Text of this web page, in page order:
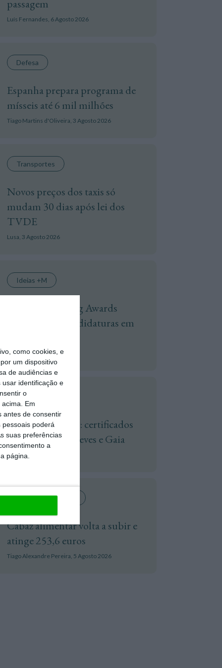
como cookies, e
um dispositivo
de audiências e
identificação e
o
Em
antes de consentir
poderá
suas preferências
a
página.
passagem
Luís Fernandes, 6 Agosto 2026
Defesa
Espanha prepara programa de
mísseis até 6 mil milhões
Tiago Martins d'Oliveira, 3 Agosto 2026
Transportes
Novos preços dos taxis só
mudam 30 dias após lei dos
TVDE
Lusa, 3 Agosto 2026
Ideias +M
APPM Marketing Awards
atingem 290 candidaturas em
+ M,4 Agosto 2026
Atualidade
Hoje nas notícias: certificados
de aforro, Luís Neves e Gaia
ECO,5 Agosto 2026
Radar De Preços 🛒
Cabaz alimentar volta a subir e
atinge 253,6 euros
Tiago Alexandre Pereira, 5 Agosto 2026